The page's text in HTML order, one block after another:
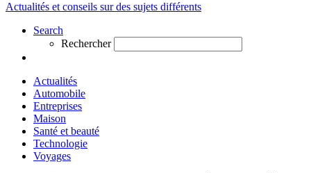
Actualités et conseils sur des sujets différents
Search
Rechercher
Actualités
Automobile
Entreprises
Maison
Santé et beauté
Technologie
Voyages